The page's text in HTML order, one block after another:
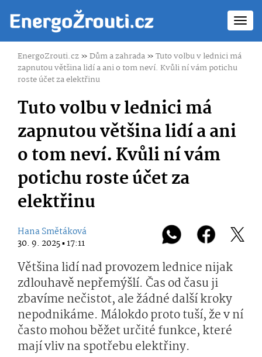
EnergoZrouti.cz»Dům a zahrada»Tuto volbu v lednici má
zapnutou většina lidí a ani o tom neví. Kvůli ní vám potichu
roste účet za elektřinu
Tuto volbu v lednici má
zapnutou většina lidí a ani
o tom neví. Kvůli ní vám
potichu roste účet za
elektřinu
Hana Smětáková
30. 9. 2025 ▪ 17:11
Většina lidí nad provozem lednice nijak
zdlouhavě nepřemýšlí. Čas od času ji
zbavíme nečistot, ale žádné další kroky
nepodnikáme. Málokdo proto tuší, že v ní
často mohou běžet určité funkce, které
mají vliv na spotřebu elektřiny.